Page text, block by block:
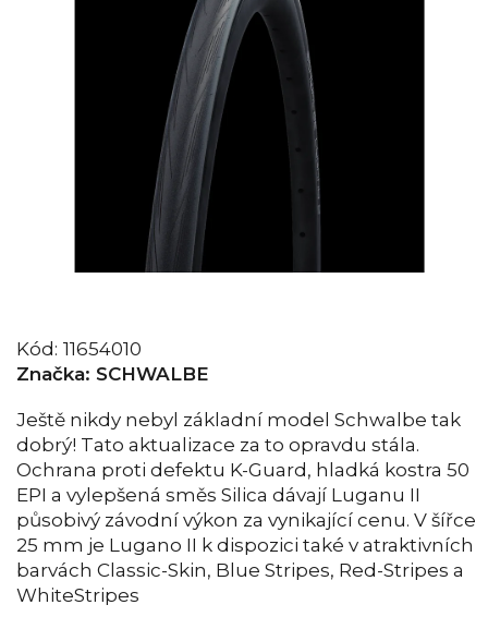
Kód: 11654010
Značka: SCHWALBE
Ještě nikdy nebyl základní model Schwalbe tak
dobrý! Tato aktualizace za to opravdu stála.
Ochrana proti defektu K-Guard, hladká kostra 50
EPI a vylepšená směs Silica dávají Luganu II
působivý závodní výkon za vynikající cenu. V šířce
25 mm je Lugano II k dispozici také v atraktivních
barvách Classic-Skin, Blue Stripes, Red-Stripes a
WhiteStripes